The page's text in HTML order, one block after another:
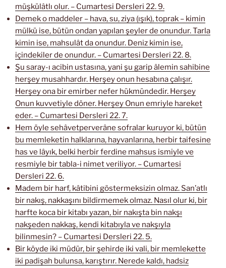
müşkülâtlı olur. – Cumartesi Dersleri 22. 9.
Demek o maddeler – hava, su, ziya (ışık), toprak – kimin
mülkü ise, bütün ondan yapılan şeyler de onundur. Tarla
kimin ise, mahsulât da onundur. Deniz kimin ise,
içindekiler de onundur. – Cumartesi Dersleri 22. 8.
Şu saray-ı acibin ustasına, yani şu garip âlemin sahibine
herşey musahhardır. Herşey onun hesabına çalışır.
Herşey ona bir emirber nefer hükmündedir. Herşey
Onun kuvvetiyle döner. Herşey Onun emriyle hareket
eder. – Cumartesi Dersleri 22. 7.
Hem öyle sehâvetperverâne sofralar kuruyor ki, bütün
bu memleketin halklarına, hayvanlarına, herbir taifesine
has ve lâyık, belki herbir ferdine mahsus ismiyle ve
resmiyle bir tabla-i nimet veriliyor. – Cumartesi
Dersleri 22. 6.
Madem bir harf, kâtibini göstermeksizin olmaz. San’atlı
bir nakış, nakkaşını bildirmemek olmaz. Nasıl olur ki, bir
harfte koca bir kitabı yazan, bir nakışta bin nakşı
nakşeden nakkaş, kendi kitabıyla ve nakşıyla
bilinmesin? – Cumartesi Dersleri 22. 5.
Bir köyde iki müdür, bir şehirde iki vali, bir memlekette
iki padişah bulunsa, karıştırır. Nerede kaldı, hadsiz